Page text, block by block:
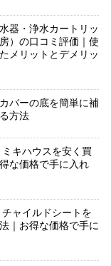
器・浄水カートリッ
）の口コミ評価｜使
メリットとデメリッ
バーの底を簡単に補
方法
ミキハウスを安く買
な価格で手に入れ
チャイルドシートを
｜お得な価格で手に